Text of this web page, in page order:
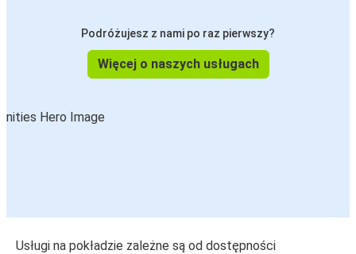
Podróżujesz z nami po raz pierwszy?
Więcej o naszych usługach
Usługi na pokładzie zależne są od dostępności